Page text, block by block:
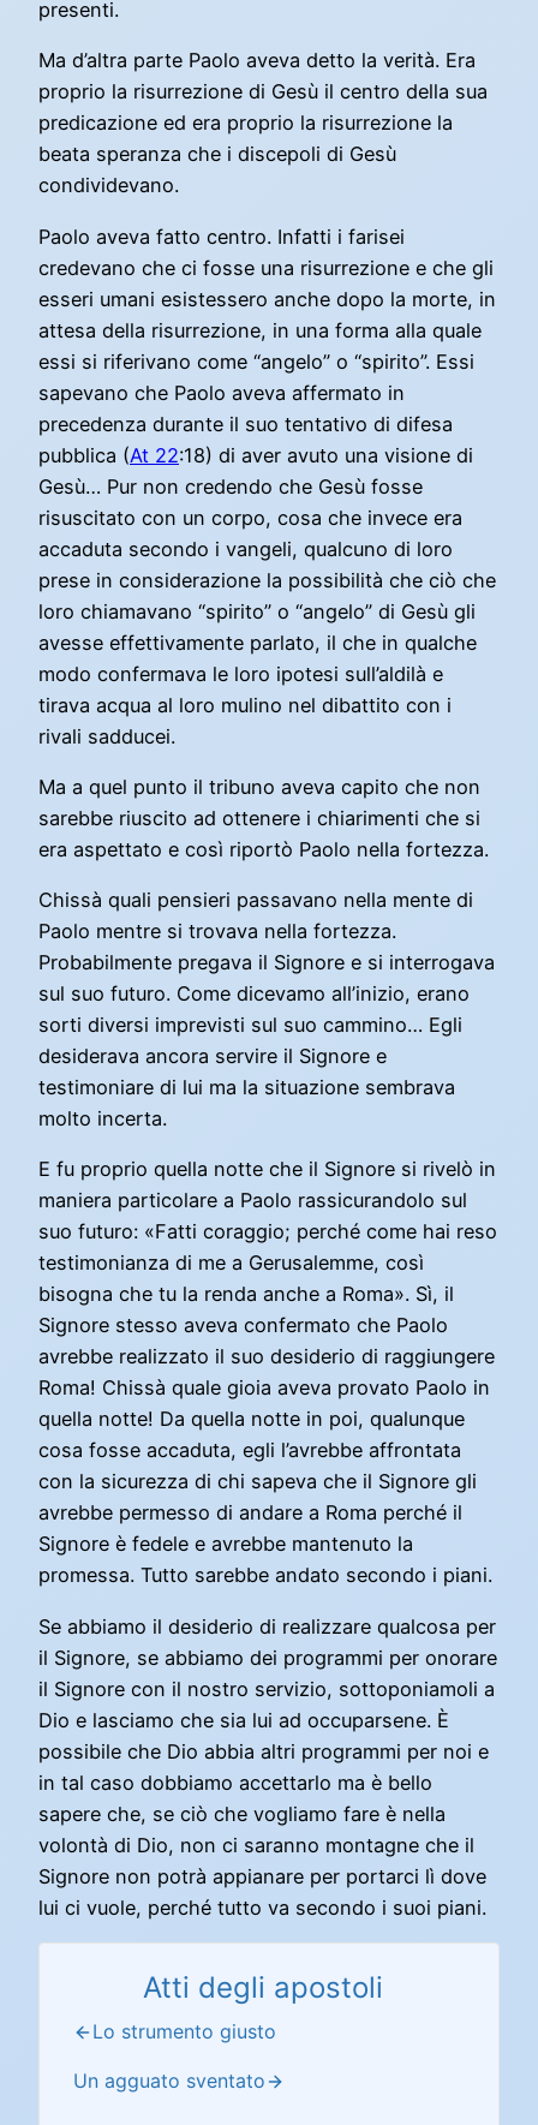
presenti.
Ma d’altra parte Paolo aveva detto la verità. Era
proprio la risurrezione di Gesù il centro della sua
predicazione ed era proprio la risurrezione la
beata speranza che i discepoli di Gesù
condividevano.
Paolo aveva fatto centro. Infatti i farisei
credevano che ci fosse una risurrezione e che gli
esseri umani esistessero anche dopo la morte, in
attesa della risurrezione, in una forma alla quale
essi si riferivano come “angelo” o “spirito”. Essi
sapevano che Paolo aveva affermato in
precedenza durante il suo tentativo di difesa
pubblica (At 22:18) di aver avuto una visione di
Gesù… Pur non credendo che Gesù fosse
risuscitato con un corpo, cosa che invece era
accaduta secondo i vangeli, qualcuno di loro
prese in considerazione la possibilità che ciò che
loro chiamavano “spirito” o “angelo” di Gesù gli
avesse effettivamente parlato, il che in qualche
modo confermava le loro ipotesi sull’aldilà e
tirava acqua al loro mulino nel dibattito con i
rivali sadducei.
Ma a quel punto il tribuno aveva capito che non
sarebbe riuscito ad ottenere i chiarimenti che si
era aspettato e così riportò Paolo nella fortezza.
Chissà quali pensieri passavano nella mente di
Paolo mentre si trovava nella fortezza.
Probabilmente pregava il Signore e si interrogava
sul suo futuro. Come dicevamo all’inizio, erano
sorti diversi imprevisti sul suo cammino… Egli
desiderava ancora servire il Signore e
testimoniare di lui ma la situazione sembrava
molto incerta.
E fu proprio quella notte che il Signore si rivelò in
maniera particolare a Paolo rassicurandolo sul
suo futuro: «Fatti coraggio; perché come hai reso
testimonianza di me a Gerusalemme, così
bisogna che tu la renda anche a Roma». Sì, il
Signore stesso aveva confermato che Paolo
avrebbe realizzato il suo desiderio di raggiungere
Roma! Chissà quale gioia aveva provato Paolo in
quella notte! Da quella notte in poi, qualunque
cosa fosse accaduta, egli l’avrebbe affrontata
con la sicurezza di chi sapeva che il Signore gli
avrebbe permesso di andare a Roma perché il
Signore è fedele e avrebbe mantenuto la
promessa. Tutto sarebbe andato secondo i piani.
Se abbiamo il desiderio di realizzare qualcosa per
il Signore, se abbiamo dei programmi per onorare
il Signore con il nostro servizio, sottoponiamoli a
Dio e lasciamo che sia lui ad occuparsene. È
possibile che Dio abbia altri programmi per noi e
in tal caso dobbiamo accettarlo ma è bello
sapere che, se ciò che vogliamo fare è nella
volontà di Dio, non ci saranno montagne che il
Signore non potrà appianare per portarci lì dove
lui ci vuole, perché tutto va secondo i suoi piani.
Atti degli apostoli
Lo strumento giusto
Un agguato sventato